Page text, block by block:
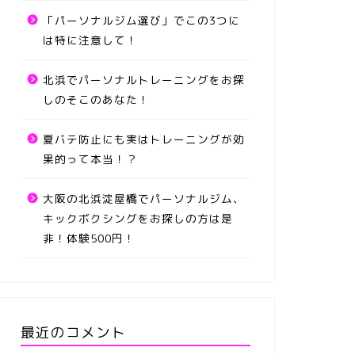
「パーソナルジム選び」でこの3つに
は特に注意して！
北浜でパーソナルトレーニングをお探
しのそこのあなた！
夏バテ防止にも実はトレーニングが効
果的って本当！？
大阪の北浜淀屋橋でパーソナルジム、
キックボクシングをお探しの方は是
非！体験500円！
最近のコメント